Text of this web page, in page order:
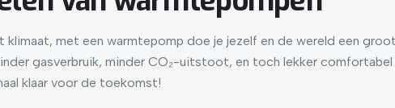
klimaat, met een warmtepomp doe je jezelf en de wereld een
gasverbruik, minder CO₂-uitstoot, en toch lekker comfortabel
klaar voor de toekomst!